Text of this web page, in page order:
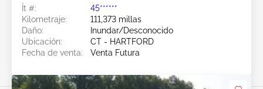
Ít #:
45******
Kilometraje:
111,373 millas
Daño:
Inundar/Desconocido
Ubicación:
CT - HARTFORD
Fecha de venta:
Venta Futura